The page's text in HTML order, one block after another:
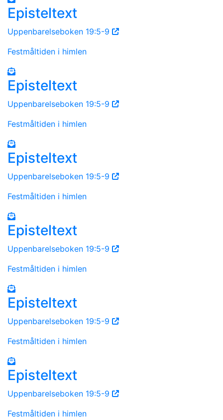
Episteltext
Uppenbarelseboken 19:5-9
Festmåltiden i himlen
Episteltext
Uppenbarelseboken 19:5-9
Festmåltiden i himlen
Episteltext
Uppenbarelseboken 19:5-9
Festmåltiden i himlen
Episteltext
Uppenbarelseboken 19:5-9
Festmåltiden i himlen
Episteltext
Uppenbarelseboken 19:5-9
Festmåltiden i himlen
Episteltext
Uppenbarelseboken 19:5-9
Festmåltiden i himlen